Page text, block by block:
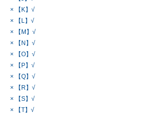
× 【K】√
× 【L】√
× 【M】√
× 【N】√
× 【O】√
× 【P】√
× 【Q】√
× 【R】√
× 【S】√
× 【T】√